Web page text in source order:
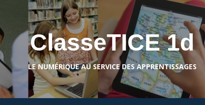
ClasseTICE 1d
LE NUMÉRIQUE AU SERVICE DES APPRENTISSAGES